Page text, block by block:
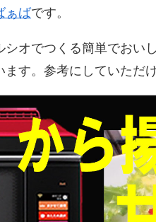
ぁばです。
シオでつくる簡単でおい
ます。参考にしていただ